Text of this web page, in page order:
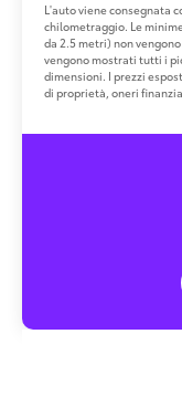
L'auto viene consegnata
chilometraggio. Le
da 2.5 metri) non
vengono mostrati tutti i
dimensioni. I prezzi
di proprietà, oneri